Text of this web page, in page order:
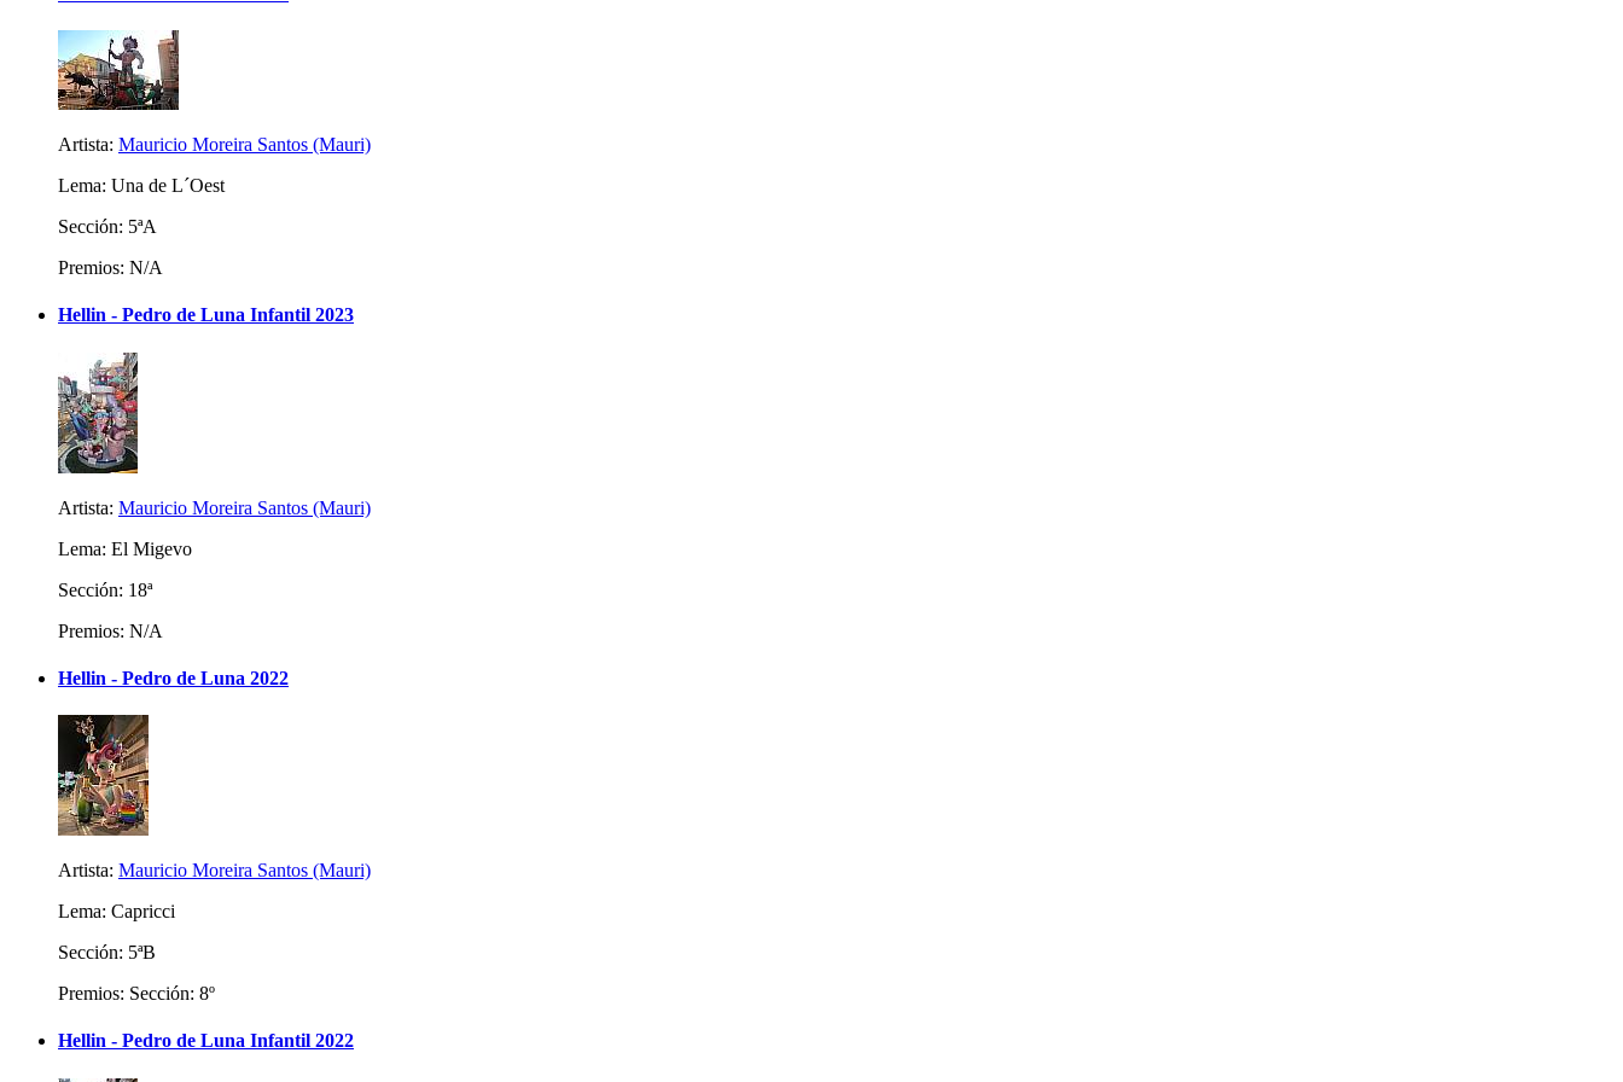
Artista: Mauricio Moreira Santos (Mauri)
Lema: Una de L´Oest
Sección: 5ªA
Premios: N/A
Hellin - Pedro de Luna Infantil 2023
Artista: Mauricio Moreira Santos (Mauri)
Lema: El Migevo
Sección: 18ª
Premios: N/A
Hellin - Pedro de Luna 2022
Artista: Mauricio Moreira Santos (Mauri)
Lema: Capricci
Sección: 5ªB
Premios: Sección: 8º
Hellin - Pedro de Luna Infantil 2022